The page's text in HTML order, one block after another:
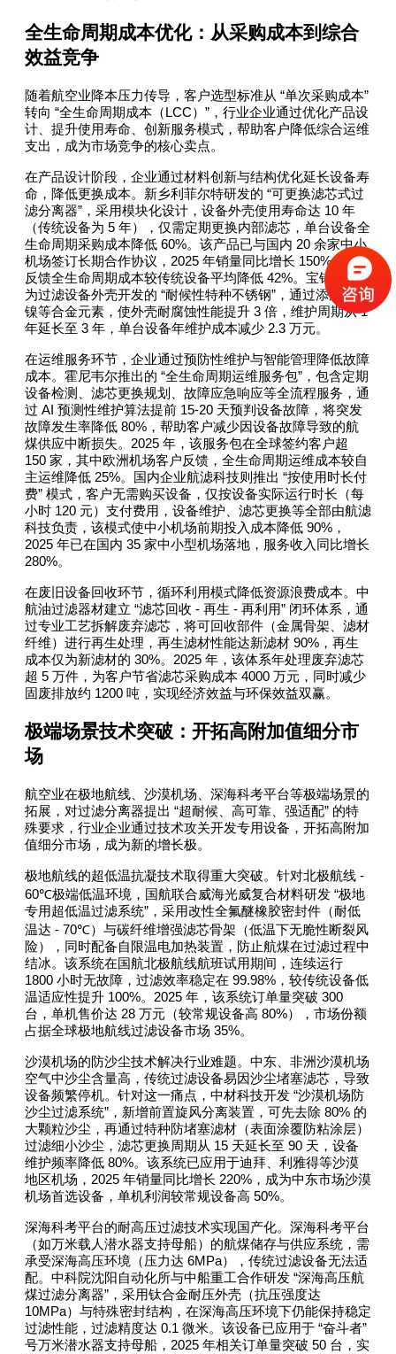
全生命周期成本优化：从采购成本到综合
效益竞争
随着航空业降本压力传导，客户选型标准从 “单次采购成本”
转向 “全生命周期成本（LCC） ” ，行业企业通过优化产品设
计、提升使用寿命、创新服务模式，帮助客户降低综合运维
支出，成为市场竞争的核心卖点。
在产品设计阶段，企业通过材料创新与结构优化延长设备寿
命，降低更换成本。新乡利菲尔特研发的 “可更换滤芯式过
滤分离器” ，采用模块化设计，设备外壳使用寿命达 10 年
（传统设备为 5 年），仅需定期更换内部滤芯，单台设备全
生命周期采购成本降低 60%。该产品已与国内 20 余家中小
机场签订长期合作协议， 2025 年销量同比增长 150%，客户
反馈全生命周期成本较传统设备平均降低 42%。宝钢股份
为过滤设备外壳开发的 “耐候性特种不锈钢” ，通过添加铬、
镍等合金元素，使外壳耐腐蚀性能提升 3 倍，维护周期从1
年延长至 3 年，单台设备年维护成本减少 2.3 万元。
在运维服务环节，企业通过预防性维护与智能管理降低故障
成本。霍尼韦尔推出的 “全生命周期运维服务包” ，包含定期
设备检测、滤芯更换规划、故障应急响应等全流程服务，通
过 AI 预测性维护算法提前 15-20 天预判设备故障，将突发
故障发生率降低 80% ，帮助客户减少因设备故障导致的航
煤供应中断损失。 2025 年，该服务包在全球签约客户超
150 家，其中欧洲机场客户反馈，全生命周期运维成本较自
主运维降低 25%。国内企业航滤科技则推出 “按使用时长付
费” 模式，客户无需购买设备，仅按设备实际运行时长（每
小时 120 元）支付费用，设备维护、滤芯更换等全部由航滤
科技负责，该模式使中小机场前期投入成本降低 90% ，
2025 年已在国内 35 家中小型机场落地，服务收入同比增长
280%。
在废旧设备回收环节，循环利用模式降低资源浪费成本。中
航油过滤器材建立 “滤芯回收 - 再生 - 再利用” 闭环体系，通
过专业工艺拆解废弃滤芯，将可回收部件（金属骨架、滤材
纤维）进行再生处理，再生滤材性能达新滤材 90% ，再生
成本仅为新滤材的 30%。 2025 年，该体系年处理废弃滤芯
超 5 万件，为客户节省滤芯采购成本 4000 万元，同时减少
固废排放约 1200 吨，实现经济效益与环保效益双赢。
极端场景技术突破：开拓高附加值细分市
场
航空业在极地航线、沙漠机场、深海科考平台等极端场景的
拓展，对过滤分离器提出 “超耐候、高可靠、强适配” 的特
殊要求，行业企业通过技术攻关开发专用设备，开拓高附加
值细分市场，成为新的增长极。
极地航线的超低温抗凝技术取得重大突破。针对北极航线 -
60℃极端低温环境，国航联合威海光威复合材料研发 “极地
专用超低温过滤系统” ，采用改性全氟醚橡胶密封件（耐低
温达 - 70℃）与碳纤维增强滤芯骨架（低温下无脆性断裂风
险），同时配备自限温电加热装置，防止航煤在过滤过程中
结冰。该系统在国航北极航线航班试用期间，连续运行
1800 小时无故障，过滤效率稳定在 99.98% ，较传统设备低
温适应性提升 100%。 2025 年，该系统订单量突破 300
台，单机售价达 28 万元（较常规设备高 80%），市场份额
占据全球极地航线过滤设备市场 35%。
沙漠机场的防沙尘技术解决行业难题。中东、非洲沙漠机场
空气中沙尘含量高，传统过滤设备易因沙尘堵塞滤芯，导致
设备频繁停机。针对这一痛点，中材科技开发 “沙漠机场防
沙尘过滤系统” ，新增前置旋风分离装置，可先去除 80% 的
大颗粒沙尘，再通过特种防堵塞滤材（表面涂覆防粘涂层）
过滤细小沙尘，滤芯更换周期从 15 天延长至 90 天，设备
维护频率降低 80%。该系统已应用于迪拜、利雅得等沙漠
地区机场， 2025 年销量同比增长 220% ，成为中东市场沙漠
机场首选设备，单机利润较常规设备高 50%。
深海科考平台的耐高压过滤技术实现国产化。深海科考平台
（如万米载人潜水器支持母船）的航煤储存与供应系统，需
承受深海高压环境（压力达 6MPa），传统过滤设备无法适
配。中科院沈阳自动化所与中船重工合作研发 “深海高压航
煤过滤分离器” ，采用钛合金耐压外壳（抗压强度达
10MPa）与特殊密封结构，在深海高压环境下仍能保持稳定
过滤性能，过滤精度达 0.1 微米。该设备已应用于 “奋斗者”
号万米潜水器支持母船， 2025 年相关订单量突破 50 台，实